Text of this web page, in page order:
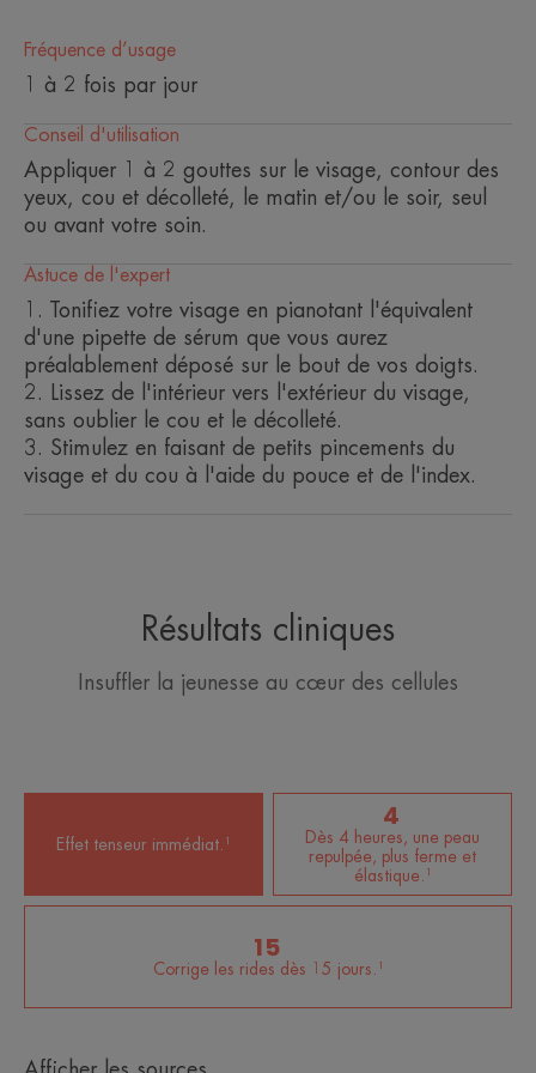
*test in vitro, grâce au niacinamide.
**auto-évaluation, 128 utilisatrices.
Bénéfices
• Effet tenseur immédiat grâce à sa très haute
• Repulpe la peau dès 4 heures**
• Corrige les rides dès 15 jours**
**% satisfaction, 128 utilisatrices.
TEXTURE ENVIRONNEMENT
*Test in vitro, grâce au Niacinamide.
*Test in vitro, grâce au Niacinamide.
**Test en vie réelle, 128 sujets, 1 à 2 applications par jour.
Fréquence d’usage
1 à 2 fois par jour
Conseil d'utilisation
Appliquer 1 à 2 gouttes sur le visage, contour des
yeux, cou et décolleté, le matin et/ou le soir, seul
ou avant votre soin.
Astuce de l'expert
1. Tonifiez votre visage en pianotant l'équivalent
d'une pipette de sérum que vous aurez
préalablement déposé sur le bout de vos doigts.
2. Lissez de l'intérieur vers l'extérieur du visage,
sans oublier le cou et le décolleté.
3. Stimulez en faisant de petits pincements du
visage et du cou à l'aide du pouce et de l'index.
Résultats cliniques
Insuffler la jeunesse au cœur des cellules
Effet tenseur immédiat.¹
4
Dès 4 heures, une peau
repulpée, plus ferme et
élastique.¹
15
Corrige les rides dès 15 jours.¹